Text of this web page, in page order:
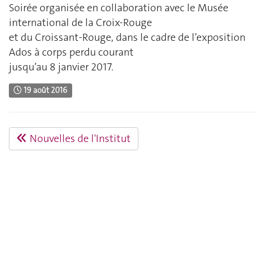
Soirée organisée en collaboration avec le Musée
international de la Croix-Rouge
et du Croissant-Rouge, dans le cadre de l’exposition
Ados à corps perdu courant
jusqu’au 8 janvier 2017.
19 août 2016
Nouvelles de l'Institut